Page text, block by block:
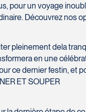
pour un voyage
Découvrez nos
pleinement dela
en une
ce dernier festin,
ET SOUPER